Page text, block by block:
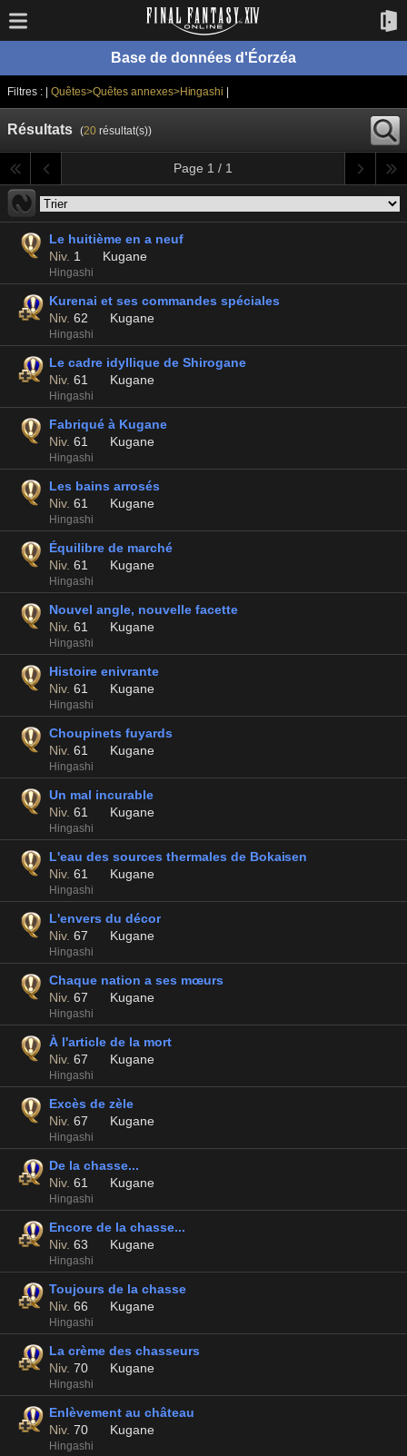
Base de données d'Éorzéa
Filtres : | Quêtes>Quêtes annexes>Hingashi
Résultats (20résultat(s))
Page 1 / 1
Le huitième en a neuf
Niv. 1 Kugane
Hingashi
Kurenai et ses commandes spéciales
Niv. 62 Kugane
Hingashi
Le cadre idyllique de Shirogane
Niv. 61 Kugane
Hingashi
Fabriqué à Kugane
Niv. 61 Kugane
Hingashi
Les bains arrosés
Niv. 61 Kugane
Hingashi
Équilibre de marché
Niv. 61 Kugane
Hingashi
Nouvel angle, nouvelle facette
Niv. 61 Kugane
Hingashi
Histoire enivrante
Niv. 61 Kugane
Hingashi
Choupinets fuyards
Niv. 61 Kugane
Hingashi
Un mal incurable
Niv. 61 Kugane
Hingashi
L'eau des sources thermales de Bokaisen
Niv. 61 Kugane
Hingashi
L'envers du décor
Niv. 67 Kugane
Hingashi
Chaque nation a ses mœurs
Niv. 67 Kugane
Hingashi
À l'article de la mort
Niv. 67 Kugane
Hingashi
Excès de zèle
Niv. 67 Kugane
Hingashi
De la chasse...
Niv. 61 Kugane
Hingashi
Encore de la chasse...
Niv. 63 Kugane
Hingashi
Toujours de la chasse
Niv. 66 Kugane
Hingashi
La crème des chasseurs
Niv. 70 Kugane
Hingashi
Enlèvement au château
Niv. 70 Kugane
Hingashi